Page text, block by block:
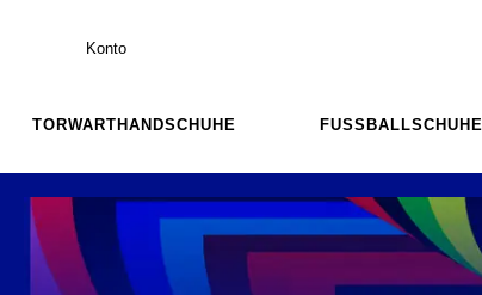
Konto
TORWARTHANDSCHUHE FUSSBALLSCHUHE